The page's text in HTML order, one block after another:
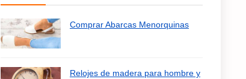
Comprar Abarcas Menorquinas
Relojes de madera para hombre y